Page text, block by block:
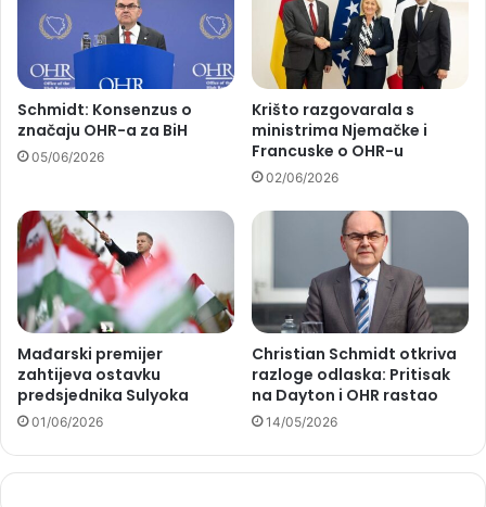
Schmidt: Konsenzus o
značaju OHR-a za BiH
05/06/2026
Krišto razgovarala s
ministrima Njemačke i
Francuske o OHR-u
02/06/2026
Mađarski premijer
zahtijeva ostavku
predsjednika Sulyoka
01/06/2026
Christian Schmidt otkriva
razloge odlaska: Pritisak
na Dayton i OHR rastao
14/05/2026